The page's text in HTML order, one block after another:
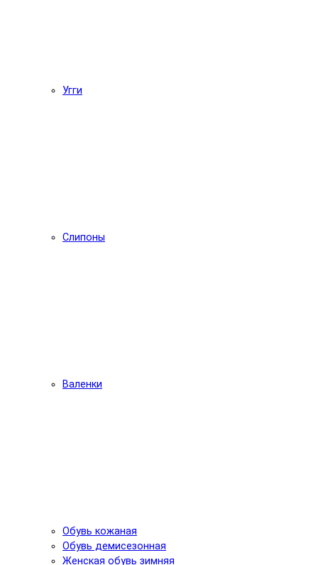
Угги
Слипоны
Валенки
Обувь кожаная
Обувь демисезонная
Женская обувь зимняя